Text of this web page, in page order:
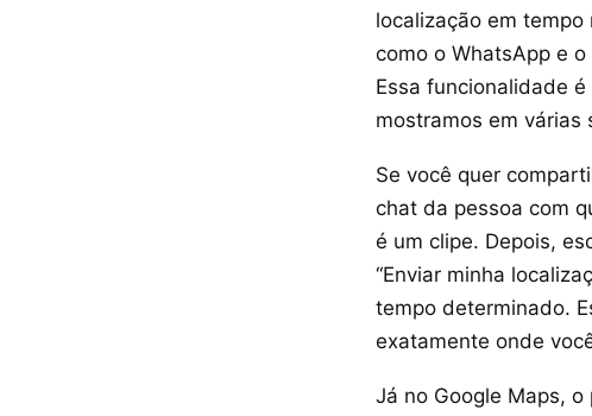
localização em
como o WhatsApp e
Essa funcionalidade
mostramos em várias
Se você quer
chat da pessoa com
é um clipe. Depois,
“Enviar minha
tempo determinado.
exatamente onde
Já no Google Maps,